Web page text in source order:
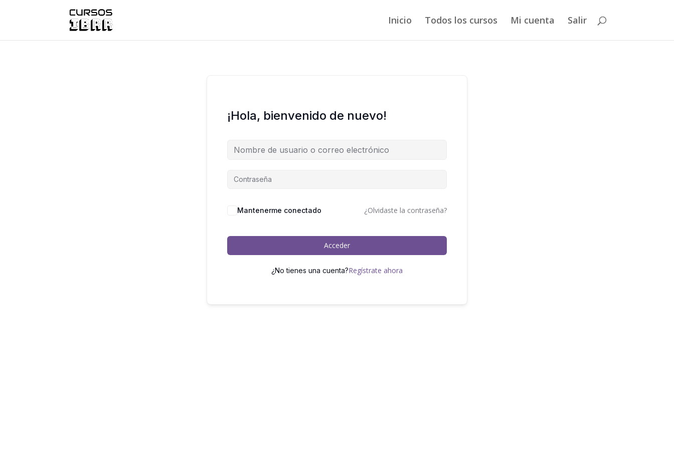
Inicio Todos los cursos Mi cuenta Salir
¡Hola, bienvenido de nuevo!
Mantenerme conectado ¿Olvidaste la contraseña?
Acceder
¿No tienes una cuenta?Regístrate ahora